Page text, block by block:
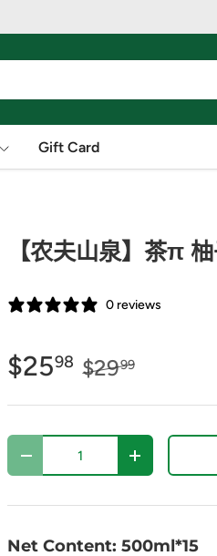
Gift Card
【农夫山泉】茶π
0 reviews
$2598 $2999
数量
- +
Net Content: 500ml*15